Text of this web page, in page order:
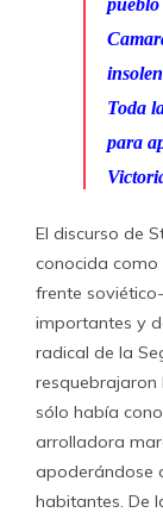
Toda
para
El discurso de
conocida como
frente
importantes y
radical de la
resquebrajaron
sólo había
arrolladora
apoderándose
habitantes. De